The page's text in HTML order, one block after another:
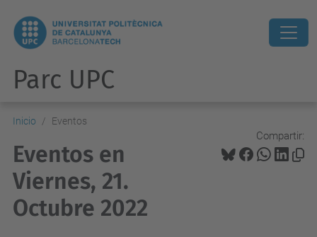
Parc UPC
Inicio Eventos
Compartir:
Eventos en
Viernes, 21.
Octubre 2022